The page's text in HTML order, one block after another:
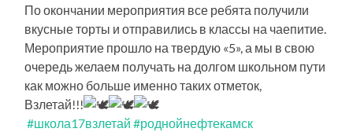
По окончании мероприятия все ребята получили
вкусные торты и отправились в классы на чаепитие.
Мероприятие прошло на твердую «5», а мы в свою
очередь желаем получать на долгом школьном пути
как можно больше именно таких отметок,
Взлетай!!!
#школа17взлетай #роднойнефтекамск